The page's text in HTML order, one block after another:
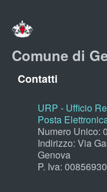
Comune di
Contatti
URP - Ufficio
Posta
Numero Unico:
Indirizzo: Via
Genova
P. Iva: